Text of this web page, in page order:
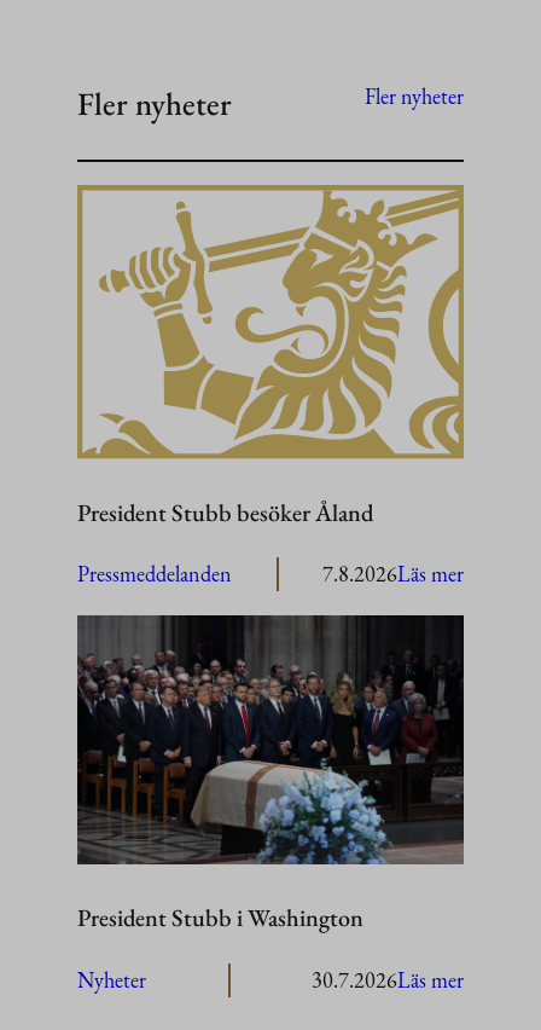
Fler nyheter Fler nyheter
President Stubb besöker Åland
Pressmeddelanden 7.8.2026Läs mer:
besöker
President Stubb i Washington
Nyheter 30.7.2026Läs mer: